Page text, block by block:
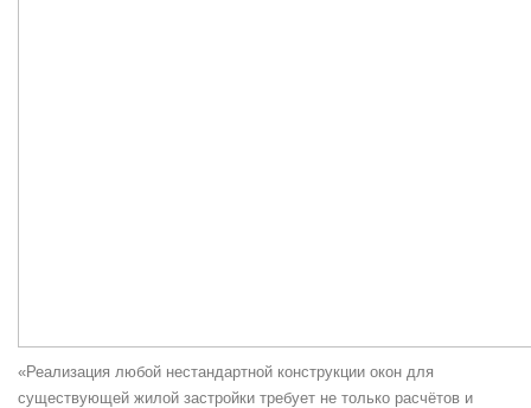
«Реализация любой нестандартной конструкции окон для
существующей жилой застройки требует не только расчётов и